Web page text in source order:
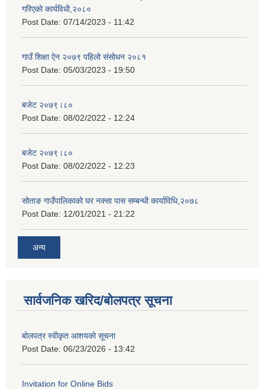
गरिएको कार्यविधी,२०८०
Post Date: 07/14/2023 - 11:42
गाउँ शिक्षा ऐन २०७९ पहिलो संसोधन २०८१
Post Date: 05/03/2023 - 19:50
बजेट २०७९।८०
Post Date: 08/02/2022 - 12:24
बजेट २०७९।८०
Post Date: 08/02/2022 - 12:23
सोताङ गाउँपालिकाको घर नक्सा पास सम्बन्धी कार्याविधि,२०७८
Post Date: 12/01/2021 - 21:22
अन्य
सार्वजनिक खरिद/बोलपत्र सूचना
बोलपत्र स्वीकृत आशयको सूचना
Post Date: 06/23/2026 - 13:42
Invitation for Online Bids